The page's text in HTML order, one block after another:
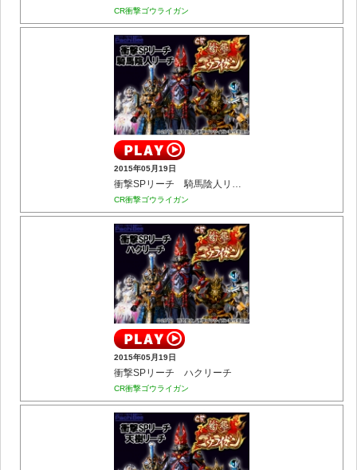
CR衝撃ゴウライガン
2015年05月19日
衝撃SPリーチ 騎馬陰人リーチ
CR衝撃ゴウライガン
2015年05月19日
衝撃SPリーチ ハクリーチ
CR衝撃ゴウライガン